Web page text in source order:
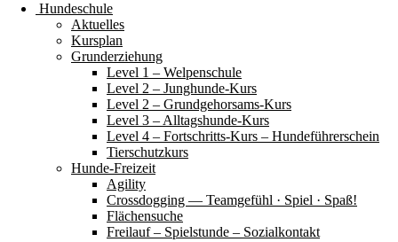
Hundeschule
Aktuelles
Kursplan
Grunderziehung
Level 1 – Welpenschule
Level 2 – Junghunde-Kurs
Level 2 – Grundgehorsams-Kurs
Level 3 – Alltagshunde-Kurs
Level 4 – Fortschritts-Kurs – Hundeführerschein
Tierschutzkurs
Hunde-Freizeit
Agility
Crossdogging — Teamgefühl · Spiel · Spaß!
Flächensuche
Freilauf – Spielstunde – Sozialkontakt